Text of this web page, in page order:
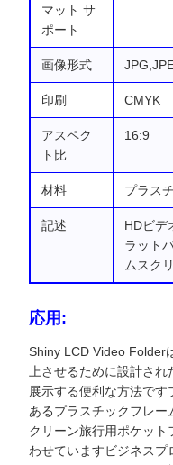
マット サ
ポート
画像形式
印刷 CMYK
アスペク
ト比
16:9
材料 プラス
記述
HDビデ
ラット
ムスク
応用:
Shiny LCD Video Folder
上させるために設計さ
展示する便利な方法で
あるプラスチックフレー
クリーン旅行用ポケッ
わせていますビジネス